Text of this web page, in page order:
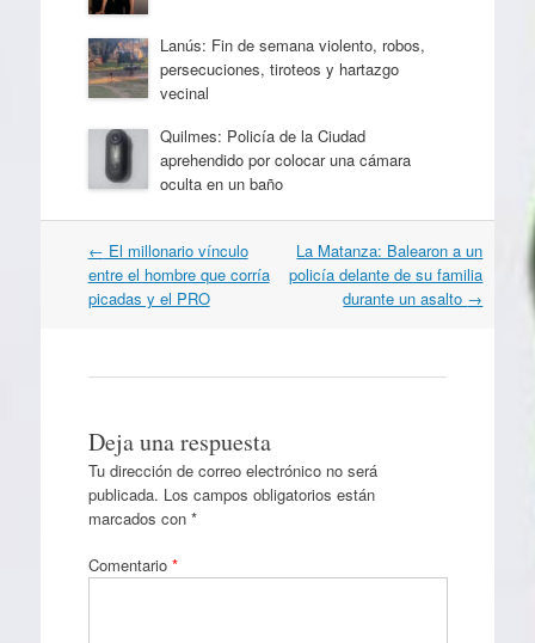
Lanús: Fin de semana violento, robos,
persecuciones, tiroteos y hartazgo
vecinal
Quilmes: Policía de la Ciudad
aprehendido por colocar una cámara
oculta en un baño
Navegación
por
artículos
← El millonario vínculo
entre el hombre que corría
picadas y el PRO
La Matanza: Balearon a un
policía delante de su familia
durante un asalto →
Deja una respuesta
Tu dirección de correo electrónico no será
publicada. Los campos obligatorios están
marcados con *
Comentario *